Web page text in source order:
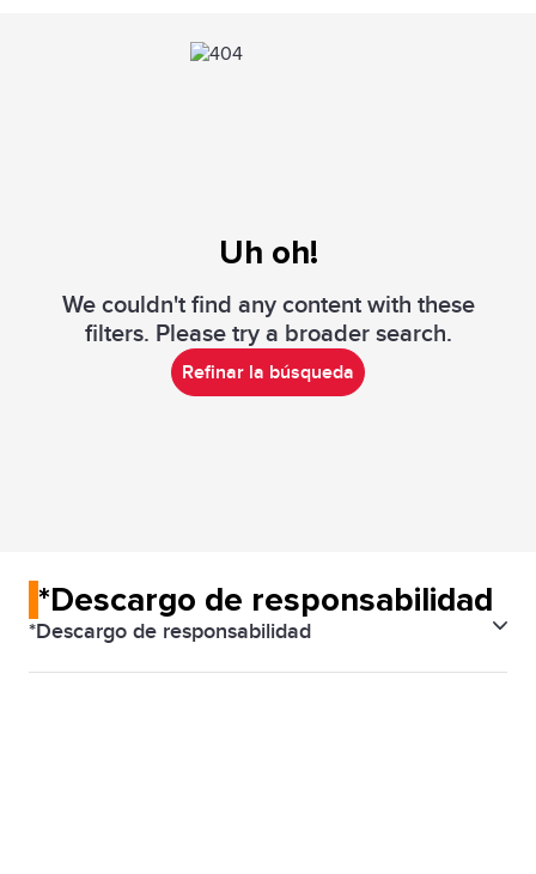
Uh oh!
We couldn't find any content with these
filters. Please try a broader search.
Refinar la búsqueda
*Descargo de responsabilidad
*Descargo de responsabilidad